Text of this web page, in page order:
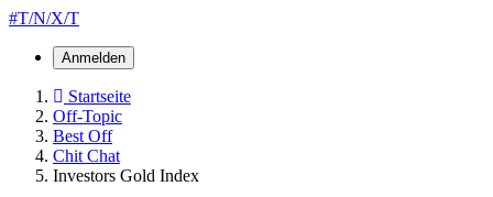
#T/N/X/T
Anmelden
Startseite
Off-Topic
Best Off
Chit Chat
Investors Gold Index